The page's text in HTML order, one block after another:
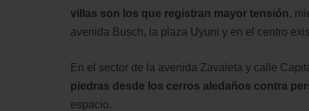
villas son los que registran mayor tensión,
avenida Busch, la plaza Uyuni y en el centro
En el sector de la avenida Zavaleta y calle
piedras desde los cerros aledaños contra
espacio.